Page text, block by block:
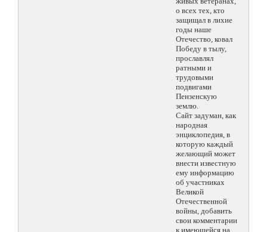
о всех тех, кто
защищал в лихие
годы наше
Отечество, ковал
Победу в тылу,
прославлял
ратными и
трудовыми
подвигами
Пензенскую
землю.
Сайт задуман, как
народная
энциклопедия, в
которую каждый
желающий может
внести известную
ему информацию
об участниках
Великой
Отечественной
войны, добавить
свои комментарии
к имеющейся на